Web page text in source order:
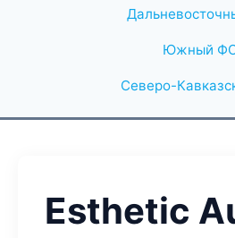
Южный
Северо-
Esthetic